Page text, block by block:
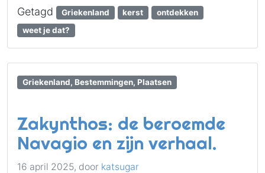
Getagd Griekenland kerst
ontdekken
weet je dat?
Griekenland, Bestemmingen, Plaatsen
Zakynthos: de beroemde
Navagio en zijn verhaal.
16 april 2025, door katsugar